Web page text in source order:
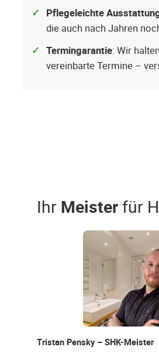
Pflegeleichte
die auch nach Jahren
Termingarantie: Wir
vereinbarte Termine –
Ihr Meisterfür
Tristan Pensky – SHK-Meister